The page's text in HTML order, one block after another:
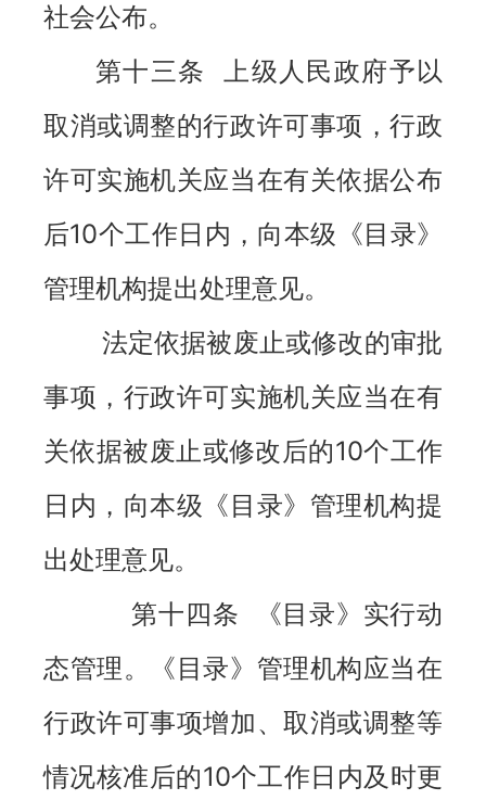
社会公布。
第十三条 上级人民政府予以
取消或调整的行政许可事项，行政
许可实施机关应当在有关依据公布
后10个工作日内，向本级《目录》
管理机构提出处理意见。
法定依据被废止或修改的审批
事项，行政许可实施机关应当在有
关依据被废止或修改后的10个工作
日内，向本级《目录》管理机构提
出处理意见。
第十四条 《目录》实行动
态管理。《目录》管理机构应当在
行政许可事项增加、取消或调整等
情况核准后的10个工作日内及时更